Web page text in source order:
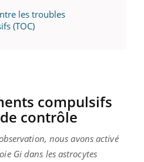
les troubles
(TOC)
compulsifs
contrôle
nous avons activé
Gi dans les astrocytes